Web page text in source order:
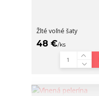
Žlté voľné šaty
48 €/ks